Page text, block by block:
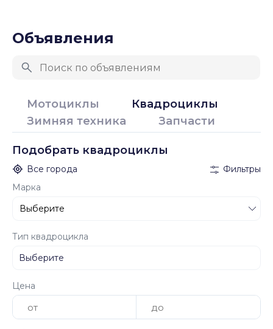
Объявления
Мотоциклы
Квадроциклы
Зимняя техника
Запчасти
Подобрать квадроциклы
Все города
Фильтры
Марка
Тип квадроцикла
Цена